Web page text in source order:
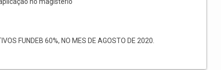
FUNDEB 60%, NO MES DE AGOSTO DE 2020.